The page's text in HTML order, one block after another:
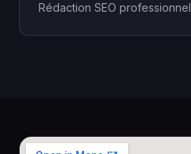
Rédaction SEO professionnel